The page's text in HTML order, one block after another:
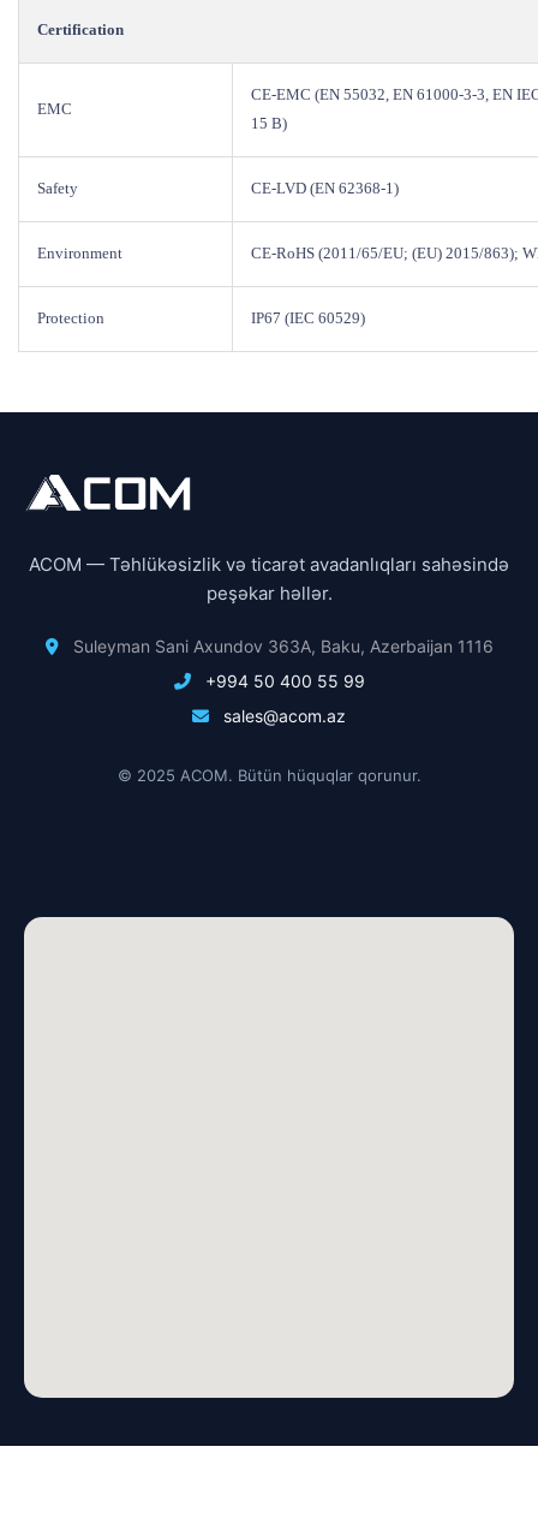
Certification
EMC
CE-EMC (EN 55032, EN 61000-3-3, EN
15 B)
Safety CE-LVD (EN 62368-1)
Environment CE-RoHS (2011/65/EU; (EU) 2015/863);
Protection IP67 (IEC 60529)
ACOM — Təhlükəsizlik və ticarət avadanlıqları sahəsində
peşəkar həllər.
Suleyman Sani Axundov 363A, Baku, Azerbaijan 1116
+994 50 400 55 99
sales@acom.az
© 2025 ACOM. Bütün hüquqlar qorunur.